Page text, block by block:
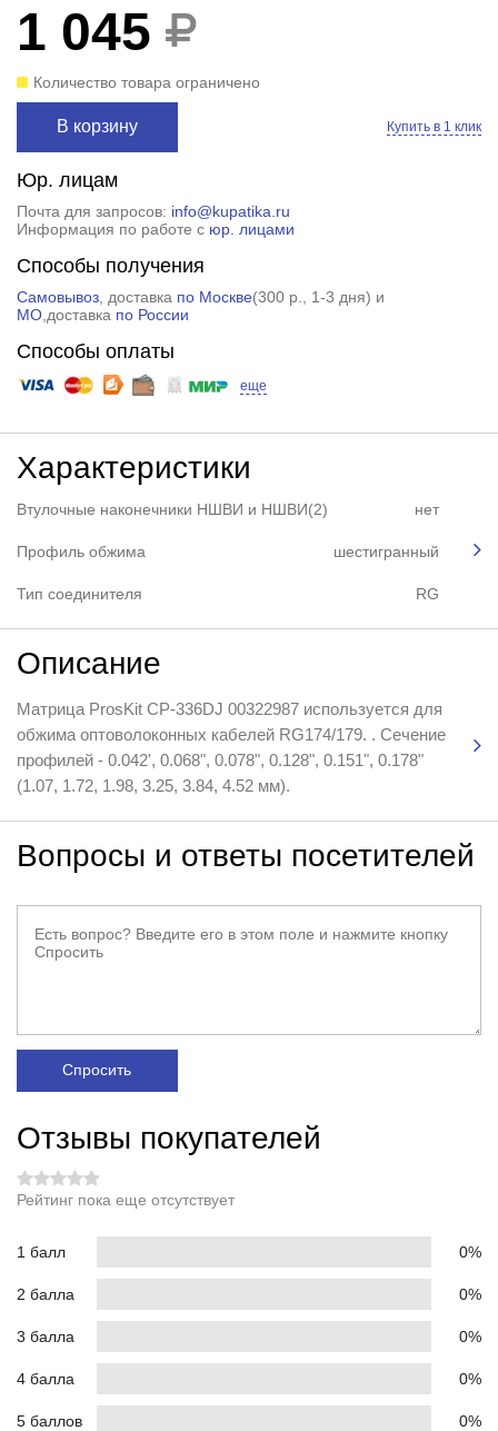
1 045
Количество товара ограничено
В корзину Купить в 1 клик
Юр. лицам
Почта для запросов: info@kupatika.ru
Информация по работе с юр. лицами
Способы получения
Самовывоз, доставка по Москве(300 р.
, 1-3 дня) и
МО,доставка по России
Способы оплаты
еще
Характеристики
Втулочные наконечники НШВИ и НШВИ(2) нет
Профиль обжима шестигранный
Тип соединителя RG
Описание
Матрица ProsKit CP-336DJ 00322987 используется для
обжима оптоволоконных кабелей RG174/179. . Сечение
профилей - 0.042', 0.068", 0.078", 0.128", 0.151", 0.178"
(1.07, 1.72, 1.98, 3.25, 3.84, 4.52 мм).
Вопросы и ответы посетителей
Спросить
Отзывы покупателей
Рейтинг пока еще отсутствует
1 балл 0%
2 балла 0%
3 балла 0%
4 балла 0%
5 баллов 0%